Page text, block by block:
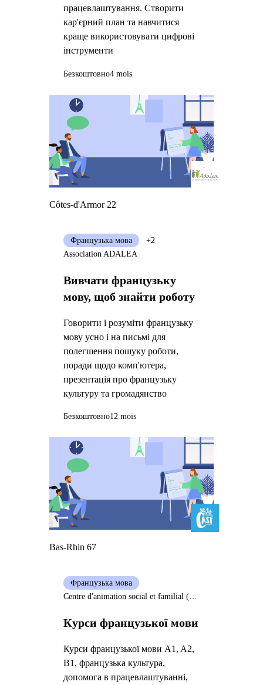
працевлаштування. Створити
кар'єрний план та навчитися
краще використовувати цифрові
інструменти
Безкоштовно4 mois
Côtes-d'Armor 22
Вивчати французьку
мову, щоб знайти роботу
Говорити і розуміти французьку
мову усно і на письмі для
полегшення пошуку роботи,
поради щодо комп'ютера,
презентація про французьку
культуру та громадянство
Французька мова
+2
Association ADALEA
Безкоштовно12 mois
Bas-Rhin 67
Курси французької мови
Курси французької мови A1, A2,
B1, французька культура,
допомога в працевлаштуванні,
Французька мова
Centre d'animation social et familial (Casf) Bischwiller